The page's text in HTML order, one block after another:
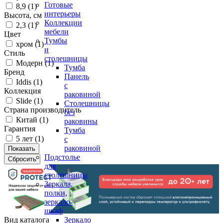
Готовые
интерьеры
Коллекции
мебели
Тумбы
и
столешницы
Тумба
Панель
с
раковиной
Столешницы
без
раковины
Тумба
с
раковиной
Подстолье
для
столешницы
Зеркала,
полки,
зеркало-
шкаф
Зеркало
8,9 (1)
Высота, см
2,3 (1)
Цвет
хром (1)
Стиль
Модерн (1)
Бренд
Iddis (1)
Коллекция
Slide (1)
Страна производитель
Китай (1)
Гарантия
5 лет (1)
Вид каталога